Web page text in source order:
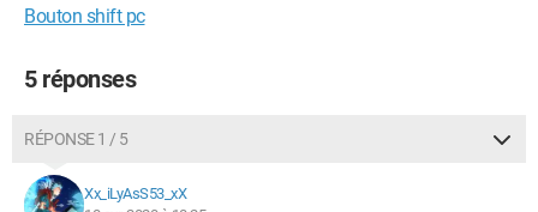
Bouton shift pc
5 réponses
RÉPONSE 1 / 5
Xx_iLyAsS53_xX